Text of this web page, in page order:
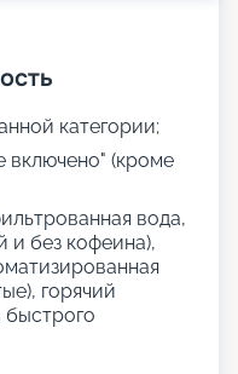
категории;
включено" (кроме
вода,
и без кофеина),
горячий
быстрого